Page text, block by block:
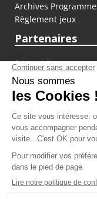
Archives
Règlement jeux
Partenaires
fiducial.fr
lyoncapitale.fr
olympique-et-
L'application
Les cookies